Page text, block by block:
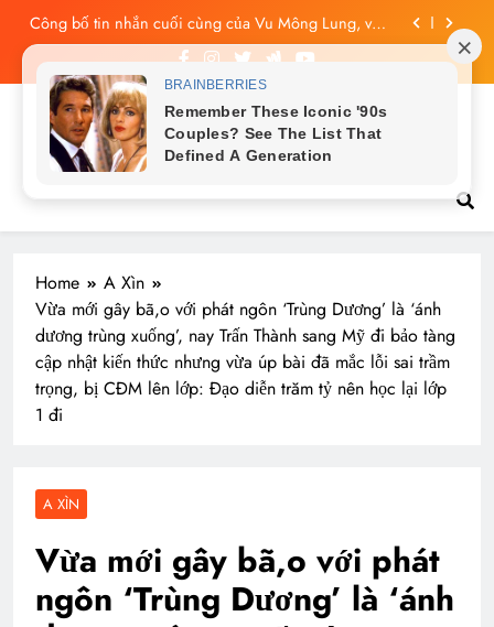
content
Công bố tin nhắn cuối cùng của Vu Mông Lung, vừa
đau xót vừa phẫn nộ
Vu Mông Lung báo cáo khám nghiệm bị “rò rỉ” dư
luận sục sôi và đặt nhiều câu hỏi
Vu Mông Lung mất ngày ‘Huyết Nguyệt’, nghi Uông
Du Cầm ‘hại’, bằng chứng bị lộ!
Vu Mông Lung từng ra tín hiệu cầu cứu trên
livestream, mẹ đến công ty quậy?
Tin tức nóng hổi
Home
A Xìn
Vừa mới gây bã,o với phát ngôn ‘Trùng Dương’ là ‘ánh
dương trùng xuống’, nay Trấn Thành sang Mỹ đi bảo tàng
cập nhật kiến thức nhưng vừa úp bài đã mắc lỗi sai trầm
trọng, bị CĐM lên lớp: Đạo diễn trăm tỷ nên học lại lớp
1 đi
A XÌN
Vừa mới gây bã,o với phát
ngôn ‘Trùng Dương’ là ‘ánh